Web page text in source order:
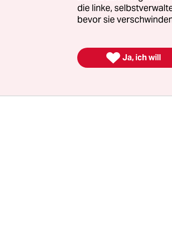
sehr wenig über die Betroffenen.
es gewohnt, Versteck zu
ablegen. Manche wollen ihre
die linke,
bevor sie
 Ja, ich will